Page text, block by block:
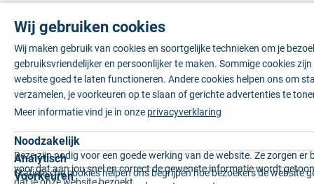
Wij gebruiken cookies
Wij maken gebruik van cookies en soortgelijke technieken om je
gebruiksvriendelijker en persoonlijker te maken. Sommige cookies
website goed te laten functioneren. Andere cookies helpen ons om
verzamelen, je voorkeuren op te slaan of gerichte advertenties te
Meer informatie vind je in onze privacyverklaring
Noodzakelijk
Deze zijn nodig voor een goede werking van de website. Ze zorgen er
voor dat aan jou snel en correct de gewenste informatie wordt
dat je onze website bezoekt.
Analytisch
Statistische cookies helpen ons begrijpen hoe bezoekers de website
Voorkeuren